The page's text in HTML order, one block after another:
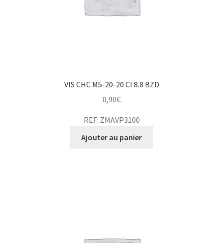
VIS CHC M5-20-20 Cl 8.8 BZD
0,90€
REF: ZMAVP3100
Ajouter au panier